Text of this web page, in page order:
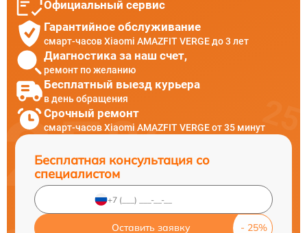
Официальный сервис
Гарантийное обслуживание
смарт-часов Xiaomi AMAZFIT VERGE до 3 лет
Диагностика за наш счет,
ремонт по желанию
Бесплатный выезд курьера
в день обращения
Срочный ремонт
смарт-часов Xiaomi AMAZFIT VERGE от 35 минут
Бесплатная консультация со
специалистом
Оставить заявку